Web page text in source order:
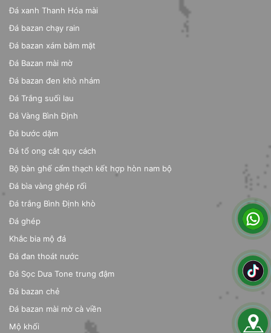
Đá xanh Thanh Hóa mài
Đá bazan chạy rain
Đá bazan xám băm mặt
Đá Bazan mài mờ
Đá bazan đen khò nhám
Đá Trắng suối lau
Đá Vàng Bình Định
Đá bước dặm
Đá tổ ong cắt quy cách
Bộ bàn ghế cẩm thạch kết hợp hòn nam bộ
Đá bìa vàng ghép rối
Đá trắng Bình Định khò
Đá ghép
Khắc bia mộ đá
Đá đan thoát nước
Đá Sọc Dưa Tone trung đậm
Đá bazan chẻ
Đá bazan mài mờ cà viền
Mộ khối